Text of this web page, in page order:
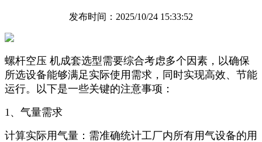
发布时间：2025/10/24 15:33:52
螺杆空压 机成套选型需要综合考虑多个因素，以确保
所选设备能够满足实际使用需求，同时实现高效、节能
运行。以下是一些关键的注意事项：
1 、气量需求
计算实际用气量：需准确统计工厂内所有用气设备的用